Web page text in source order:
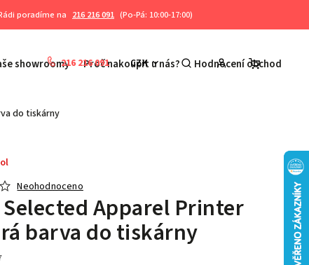
poradíme na 216 216 091 (Po-Pá: 10:00-17:00)
216 216 091 CZK
showroomy Proč nakoupit u nás? Hodnocení obchodu
do tiskárny
Apparel Printer
barva do tiskárny
Neohodnoceno